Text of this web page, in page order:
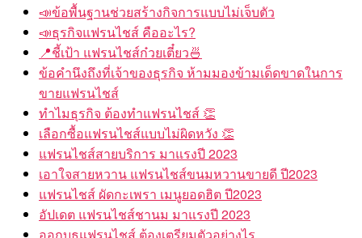
📣ข้อพื้นฐานช่วยสร้างกิจการแบบไม่เจ็บตัว
📣ธุรกิจแฟรนไชส์ คืออะไร?
📍ชี้เป้า แฟรนไชส์ก๋วยเตี๋ยว🍜
ข้อคำนึงถึงที่เจ้าของธุรกิจ ห้ามมองข้ามเด็ดขาดในการ
ขายแฟรนไชส์
ทำไมธุรกิจ ต้องทำแฟรนไชส์ 👏
เลือกซื้อแฟรนไชส์แบบไม่ผิดหวัง 👏
แฟรนไชส์สายบริการ มาแรงปี 2023
เอาใจสายหวาน แฟรนไชส์ขนมหวานขายดี ปี2023
แฟรนไชส์ ผัดกะเพรา เมนูยอดฮิต ปี2023
อัปเดต แฟรนไชส์ชานม มาแรงปี 2023